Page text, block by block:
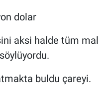
dolar
aksi halde tüm mal
buldu çareyi.